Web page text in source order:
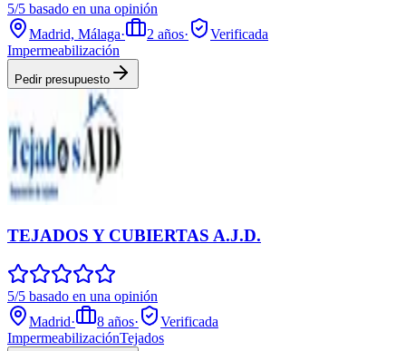
5/5 basado en una opinión
Madrid, Málaga· 2 años·
Verificada
Impermeabilización
Pedir presupuesto
TEJADOS Y CUBIERTAS A.J.D.
5/5 basado en una opinión
Madrid· 8 años·
Verificada
ImpermeabilizaciónTejados